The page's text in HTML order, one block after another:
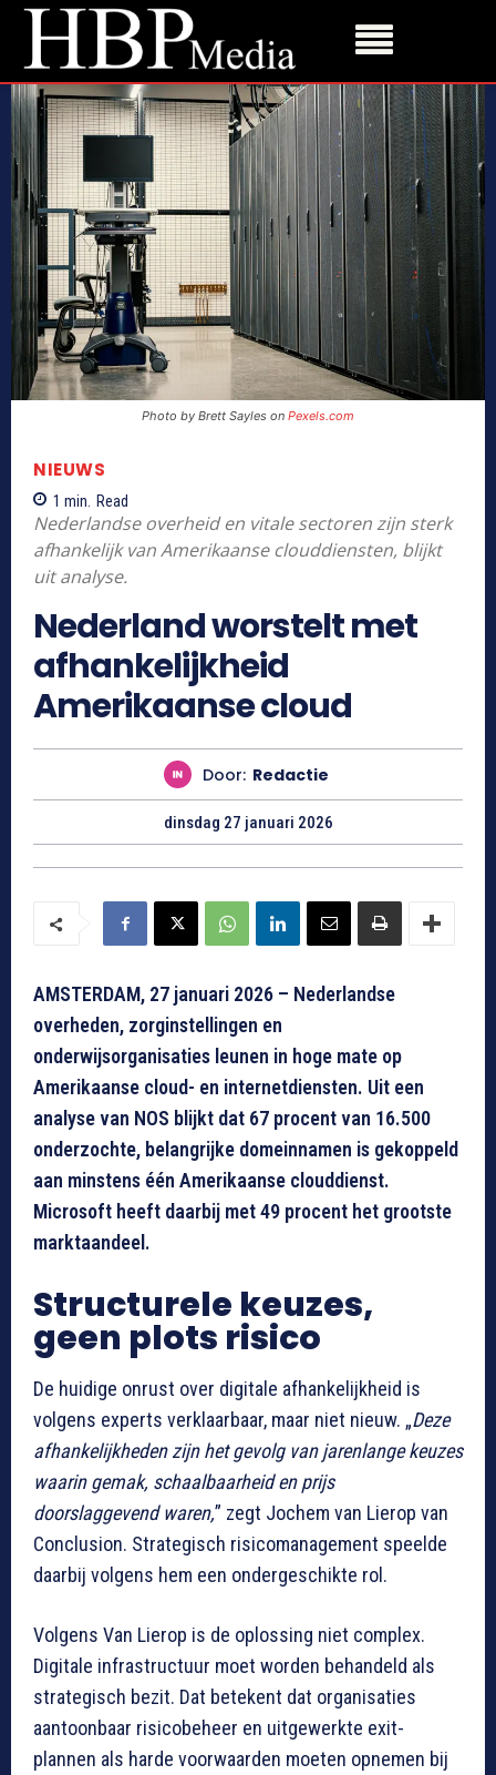
Photo by Brett Sayles on Pexels.com
NIEUWS
1 min. Read
Nederlandse overheid en vitale sectoren zijn sterk
afhankelijk van Amerikaanse clouddiensten, blijkt
uit analyse.
Nederland worstelt met
afhankelijkheid
Amerikaanse cloud
Door: Redactie
dinsdag 27 januari 2026
AMSTERDAM, 27 januari 2026 – Nederlandse
overheden, zorginstellingen en
onderwijsorganisaties leunen in hoge mate op
Amerikaanse cloud- en internetdiensten. Uit een
analyse van NOS blijkt dat 67 procent van 16.500
onderzochte, belangrijke domeinnamen is gekoppeld
aan minstens één Amerikaanse clouddienst.
Microsoft heeft daarbij met 49 procent het grootste
marktaandeel.
Structurele keuzes,
geen plots risico
De huidige onrust over digitale afhankelijkheid is
volgens experts verklaarbaar, maar niet nieuw. „Deze
afhankelijkheden zijn het gevolg van jarenlange keuzes
waarin gemak, schaalbaarheid en prijs
doorslaggevend waren,” zegt Jochem van Lierop van
Conclusion. Strategisch risicomanagement speelde
daarbij volgens hem een ondergeschikte rol.
Volgens Van Lierop is de oplossing niet complex.
Digitale infrastructuur moet worden behandeld als
strategisch bezit. Dat betekent dat organisaties
aantoonbaar risicobeheer en uitgewerkte exit-
plannen als harde voorwaarden moeten opnemen bij